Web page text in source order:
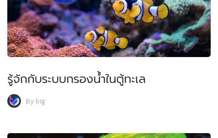
รู้จักกับระบบกรองน้ำในตู้ทะเล
Bybig